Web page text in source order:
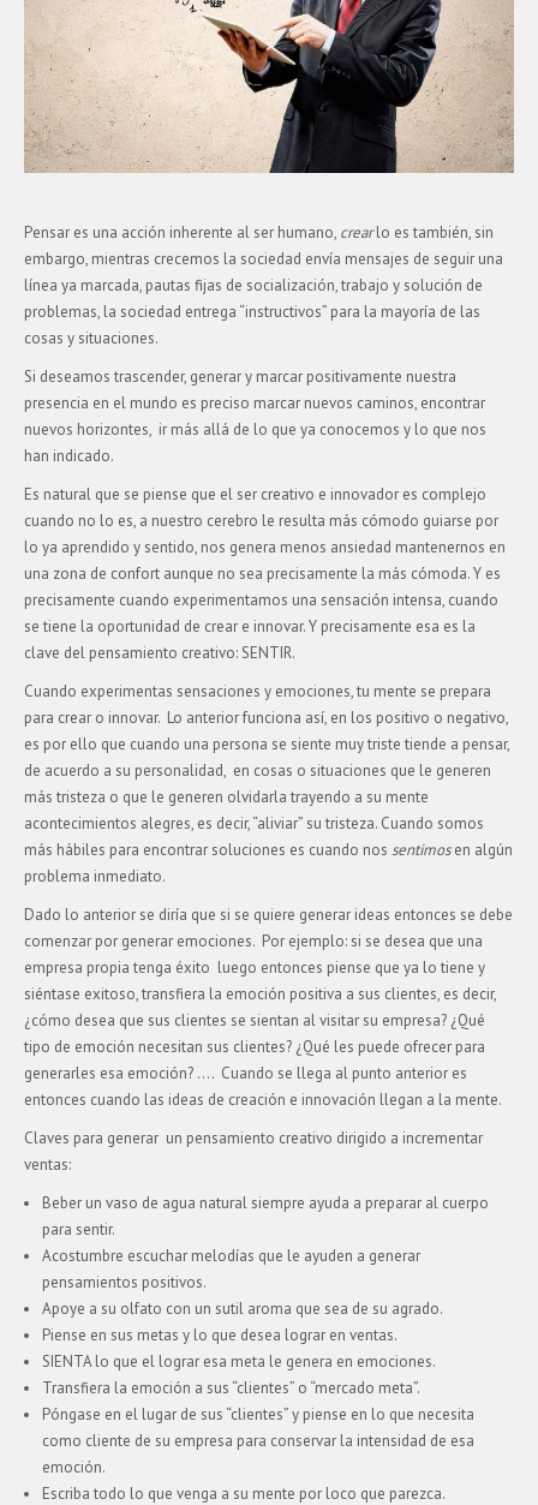
Pensar es una acción inherente al ser humano, crearlo es también, sin
embargo, mientras crecemos la sociedad envía mensajes de seguir una
línea ya marcada, pautas fijas de socialización, trabajo y solución de
problemas, la sociedad entrega “instructivos” para la mayoría de las
cosas y situaciones.
Si deseamos trascender, generar y marcar positivamente nuestra
presencia en el mundo es preciso marcar nuevos caminos, encontrar
nuevos horizontes, ir más allá de lo que ya conocemos y lo que nos
han indicado.
Es natural que se piense que el ser creativo e innovador es complejo
cuando no lo es, a nuestro cerebro le resulta más cómodo guiarse por
lo ya aprendido y sentido, nos genera menos ansiedad mantenernos en
una zona de confort aunque no sea precisamente la más cómoda. Y es
precisamente cuando experimentamos una sensación intensa, cuando
se tiene la oportunidad de crear e innovar. Y precisamente esa es la
clave del pensamiento creativo: SENTIR.
Cuando experimentas sensaciones y emociones, tu mente se prepara
para crear o innovar. Lo anterior funciona así, en los positivo o negativo,
es por ello que cuando una persona se siente muy triste tiende a pensar,
de acuerdo a su personalidad, en cosas o situaciones que le generen
más tristeza o que le generen olvidarla trayendo a su mente
acontecimientos alegres, es decir, “aliviar” su tristeza. Cuando somos
más hábiles para encontrar soluciones es cuando nos sentimosen algún
problema inmediato.
Dado lo anterior se diría que si se quiere generar ideas entonces se debe
comenzar por generar emociones. Por ejemplo: si se desea que una
empresa propia tenga éxito luego entonces piense que ya lo tiene y
siéntase exitoso, transfiera la emoción positiva a sus clientes, es decir,
¿cómo desea que sus clientes se sientan al visitar su empresa? ¿Qué
tipo de emoción necesitan sus clientes? ¿Qué les puede ofrecer para
generarles esa emoción? …. Cuando se llega al punto anterior es
entonces cuando las ideas de creación e innovación llegan a la mente.
Claves para generar un pensamiento creativo dirigido a incrementar
ventas:
Beber un vaso de agua natural siempre ayuda a preparar al cuerpo
para sentir.
Acostumbre escuchar melodías que le ayuden a generar
pensamientos positivos.
Apoye a su olfato con un sutil aroma que sea de su agrado.
Piense en sus metas y lo que desea lograr en ventas.
SIENTA lo que el lograr esa meta le genera en emociones.
Transfiera la emoción a sus “clientes” o “mercado meta”.
Póngase en el lugar de sus “clientes” y piense en lo que necesita
como cliente de su empresa para conservar la intensidad de esa
emoción.
Escriba todo lo que venga a su mente por loco que parezca.